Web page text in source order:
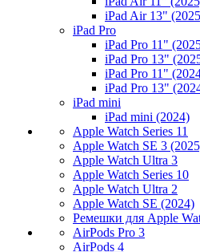
iPad Air 13"
iPad Pro
iPad Pro 11"
iPad Pro 13"
iPad Pro 11"
iPad Pro 13"
iPad mini
iPad mini (2024)
Apple Watch Series 11
Apple Watch SE 3
Apple Watch Ultra 3
Apple Watch Series 10
Apple Watch Ultra 2
Apple Watch SE (2024)
Ремешки для Apple
AirPods Pro 3
AirPods 4